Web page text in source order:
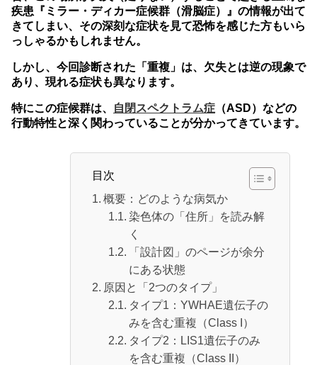
疾患『ミラー・ディカー症候群（滑脳症）』の情報が出て
きてしまい、その深刻な症状を見て恐怖を感じた方もいら
っしゃるかもしれません。
しかし、今回診断された「重複」は、欠失とは逆の現象で
あり、現れる症状も異なります。
特にこの症候群は、 自閉スペクトラム症 （ASD）などの
行動特性と深く関わっていることが分かってきています。
目次
概要：どのような病気か
染色体の「住所」を読み解
く
「設計図」のページが余分
にある状態
原因と「2つのタイプ」
タイプ1：YWHAE遺伝子の
みを含む重複（Class I）
タイプ2：LIS1遺伝子のみ
を含む重複（Class II）